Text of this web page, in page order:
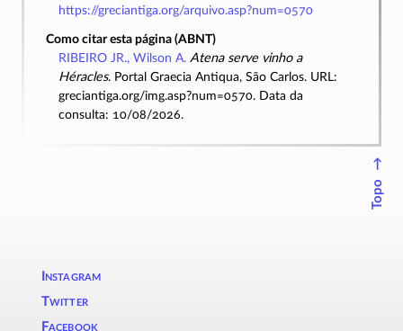
https://greciantiga.org/arquivo.asp?num=0570
Como citar esta página (ABNT)
RIBEIRO JR., Wilson A. Atena serve vinho a
Héracles. Portal Graecia Antiqua, São Carlos. URL:
greciantiga.org/img.asp?num=0570. Data da
consulta: 10/08/2026.
↑
Topo
Instagram
Twitter
Facebook